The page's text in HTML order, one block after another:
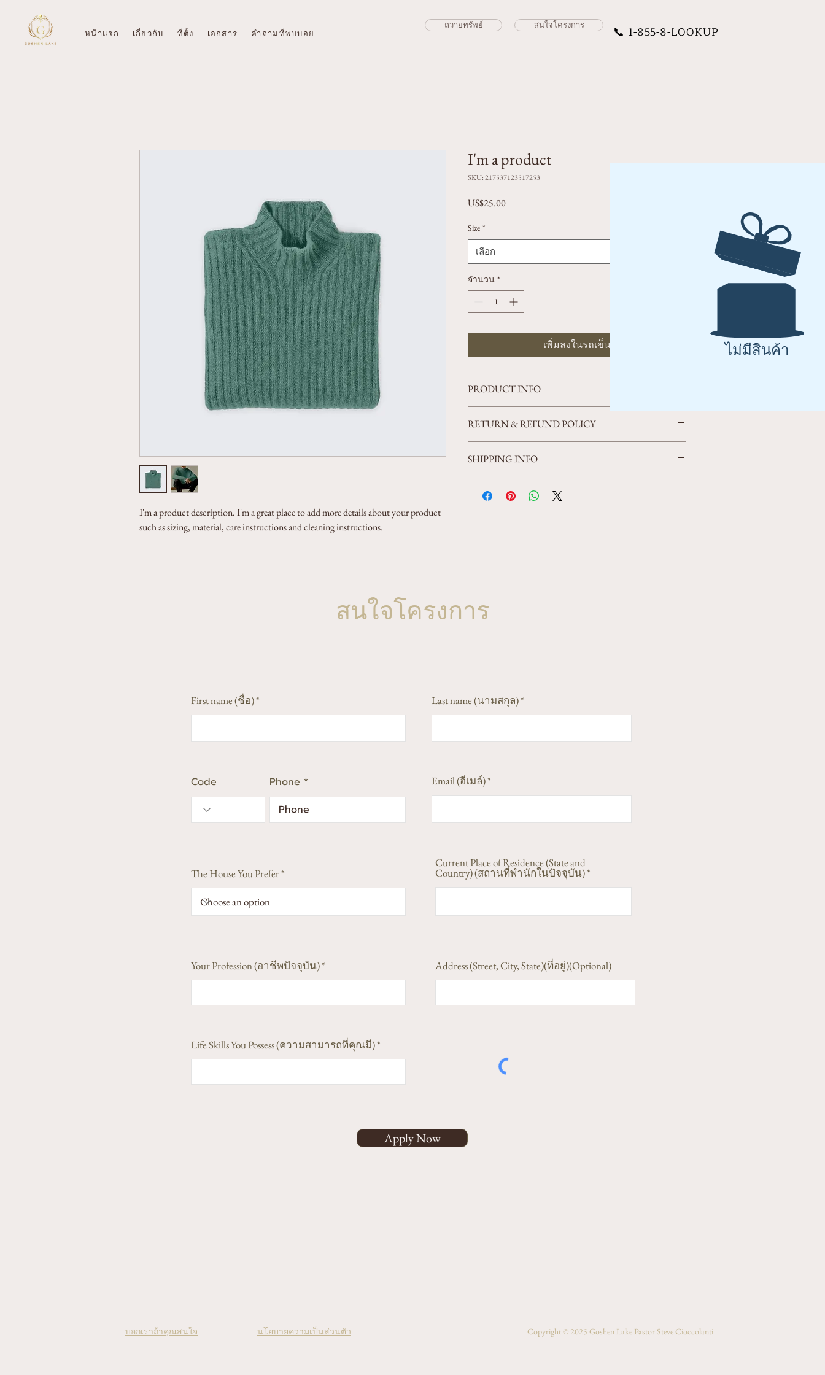
หน้าแรก เกี่ยวกับ ที่ตั้ง เอกสาร คำถามที่พบบ่อย
ถวายทรัพย์ สนใจโครงการ 📞 1-855-8-LOOKUP
I'm a product description. I'm a great place to add more details about your product
such as sizing, material, care instructions and cleaning instructions.
I'm a product
SKU: 217537123517253
US$25.00ราคา
Size *
เลือก
จำนวน *
เพิ่มลงในรถเข็น
PRODUCT INFO
about your product such as sizing, material, care and cleaning
item.
RETURN & REFUND POLICY
customers know what to do in case they are dissatisfied with their
buy with confidence.
SHIPPING INFO
about your shipping methods, packaging and cost. Providing
ไม่มีสินค้า
สนใจโครงการ
First name (ชื่อ) Last name (นามสกุล)
Code Phone Email (อีเมล์)
The House You Prefer
Current Place of Residence (State and
Country) (สถานที่พำนักในปัจจุบัน)
Your Profession (อาชีพปัจจุบัน) Address (Street, City, State)(ที่อยู่)(Optional)
Life Skills You Possess (ความสามารถที่คุณมี)
Apply Now
บอกเราถ้าคุณสนใจ นโยบายความเป็นส่วนตัว Copyright © 2025 Goshen Lake Pastor Steve Cioccolanti